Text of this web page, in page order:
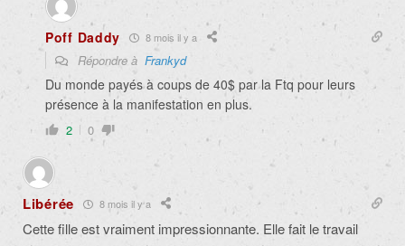
Poff Daddy 8 mois il y a
Répondre à Frankyd
Du monde payés à coups de 40$ par la Ftq pour leurs
présence à la manifestation en plus.
2 0
Libérée 8 mois il y a
Cette fille est vraiment impressionnante. Elle fait le travail